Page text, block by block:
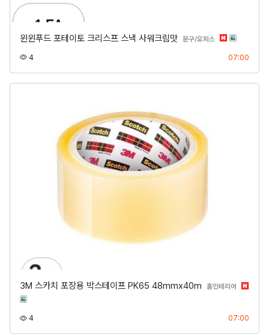
윈윈푸드 포테이토 크리스프 스낵 사워크림맛 문구/오피스 분류
4조회 07:00
3M 스카치 포장용 박스테이프 PK65 48mmx40m 홈인테리어 분류
4조회 07:00